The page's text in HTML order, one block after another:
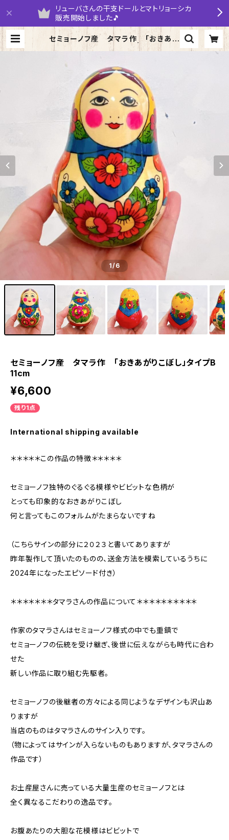
リューバさんの干支ドールとマトリョーシカ
販売開始しました🎵
セミョーノフ産 タマラ作 「おきあが
りこぼし」タイプB 11cm | yarumar
1/6
セミョーノフ産 タマラ作 「おきあがりこぼし」タイプB
11cm
¥6,600
残り1点
International shipping available
＊＊＊＊＊この作品の特徴＊＊＊＊＊
セミョーノフ独特のぐるぐる模様やビビットな色柄が
とっても印象的なおきあがりこぼし
何と言ってもこのフォルムがたまらないですね
（こちらサインの部分に２０２３と書いてありますが
昨年製作して頂いたのものの、送金方法を模索しているうちに
2024年になったエピソード付き）
＊＊＊＊＊＊＊タマラさんの作品について＊＊＊＊＊＊＊＊＊＊
作家のタマラさんはセミョーノフ様式の中でも重鎮で
セミョーノフの伝統を受け継ぎ、後世に伝えながらも時代に合わ
せた
新しい作品に取り組む先駆者。
セミョーノフの後継者の方々による同じようなデザインも沢山あ
りますが
当店のものはタマラさんのサイン入りです。
（物によってはサインが入らないものもありますが、タマラさんの
作品です）
お土産屋さんに売っている大量生産のセミョーノフとは
全く異なるこだわりの逸品です。
お腹あたりの大胆な花模様はビビットで